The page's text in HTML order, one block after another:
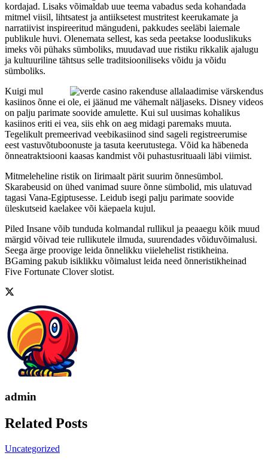
kordajad. Lisaks võimaldab uue teema vabadus seda kohandada
mitmel viisil, lihtsatest ja antiiksetest mustritest keerukamate ja
narratiivist inspireeritud mängudeni, pakkudes seeläbi laiemale
publikule huvi. Olenemata sellest, kas seda peetakse looduslikuks
imeks või pühaks sümboliks, muudavad uue ristiku rikkalik ajalugu
ja kultuuriline tähtsus selle traditsiooniliseks võidu ja võidu
sümboliks.
Kuigi mul
kasiinos õnne ei ole, ei jäänud me vähemalt näljaseks. Disney videos
on palju parimate soovide amulette. Kui sul uusimas kohalikus
kasiinos eriti ei vea, siis ehk on aeg midagi paremaks muuta.
Tegelikult premeerivad veebikasiinod sind sageli registreerumise
eest vastuvõtuboonuste ja tasuta keerutustega. Võid ka häbeneda
õnneatraktsiooni kaasas kandmist või puhastusrituaali läbi viimist.
Mitmeleheline ristik on Iirimaalt pärit suurim õnnesümbol.
Skarabeusid on ühed vanimad suure õnne sümbolid, mis ulatuvad
tagasi Vana-Egiptusesse. Leidub isegi palju parimate soovide
üleskutseid kaelakee või käepaela kujul.
Piled Insane võib tunduda kolmandal rullikul ja peaaegu kõik muud
märgid võivad teie rullikutele ilmuda, suurendades võiduvõimalusi.
Seega ärge proovige leida õnnelikku viielehelist ristikheina.
BGaming pakub isiklikku võimalust leida need õnneristikheinad
Five Fortunate Clover slotist.
admin
Related Posts
Uncategorized